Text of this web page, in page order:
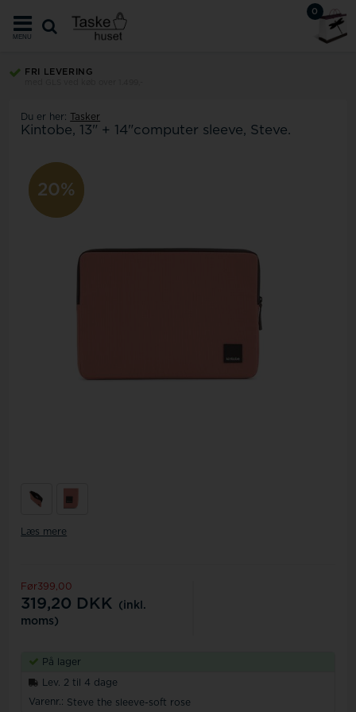
0
MENU
FRI LEVERING
Du er her: Tasker
Kintobe, 13" + 14"computer sleeve, Steve.
20%
20%
Læs mere
Før399,00
319,20 DKK
(inkl.
moms)
På lager
Lev. 2 til 4 dage
Varenr.: Steve the sleeve-soft rose